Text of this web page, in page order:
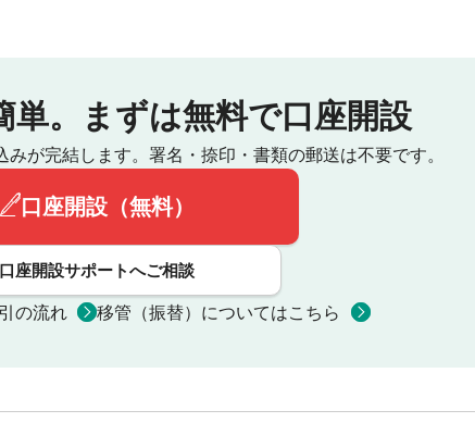
。 まずは無料で口座開設
が完結します。 署名・捺印・書類の郵送は不要です。
口座開設（無料）
口座開設サポートへご相談
の流れ 移管（振替）についてはこちら